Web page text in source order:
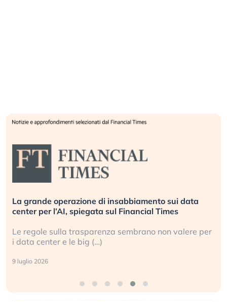
La grande operazione di insabbiamento sui data
center per l’AI, spiegata sul Financial Times
Le regole sulla trasparenza sembrano non valere per
i data center e le big (…)
9 luglio 2026